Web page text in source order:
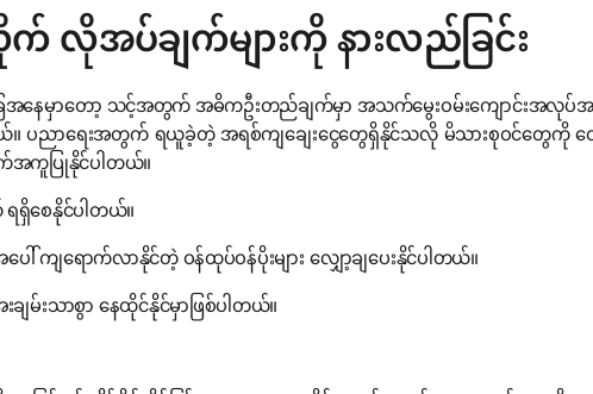
ပ်ချက်များကို နားလည်ခြင်း
အနေမှာတော့ သင့်အတွက် အဓိကဦးတည်ချက်မှာ အသက်မွေးဝမ်းကျောင်းအလုပ်
။ ပညာရေးအတွက် ရယူခဲ့တဲ့ အရစ်ကျချေးငွေတွေရှိနိုင်သလို မိသားစုဝင်တွေကို
အကူပြုနိုင်ပါတယ်။
စေနိုင်ပါတယ်။
ေါ် ကျရောက်လာနိုင်တဲ့ ဝန်ထုပ်ဝန်ပိုးများ လျှော့ချပေးနိုင်ပါတယ်။
မ်းသာစွာ နေထိုင်နိုင်မှာဖြစ်ပါတယ်။